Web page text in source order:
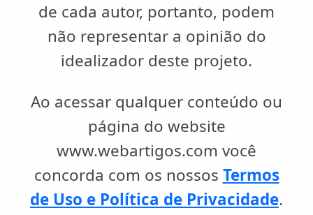
de cada autor, portanto, podem
não representar a opinião do
idealizador deste projeto.
Ao acessar qualquer conteúdo ou
página do website
www.webartigos.com você
concorda com os nossos Termos
de Uso e Política de Privacidade.